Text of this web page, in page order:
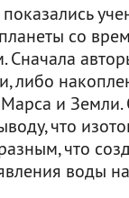
со
Сначала
либо
и Земли.
что
что
воды